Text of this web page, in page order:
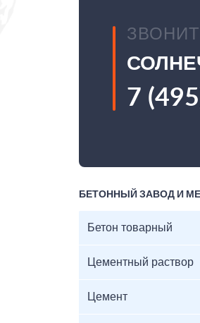
7
БЕТОННЫЙ ЗАВОД И
Бетон товарный
Цементный раствор
Цемент